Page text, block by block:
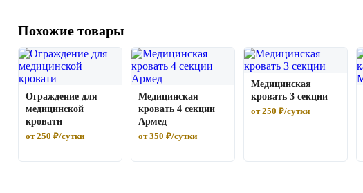
Похожие товары
Ограждение для
медицинской
кровати
от 250 ₽/сутки
Медицинская
кровать 4 секции
Армед
от 350 ₽/сутки
Медицинская
кровать 3 секции
от 250 ₽/сутки